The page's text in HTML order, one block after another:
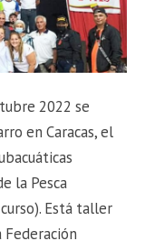
2022 se
en Caracas, el
la Pesca
Está taller